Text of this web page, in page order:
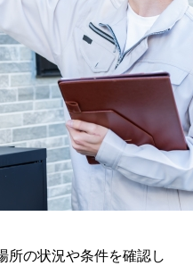
所の状況や条件を確認し